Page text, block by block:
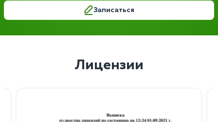
Записаться
Лицензии